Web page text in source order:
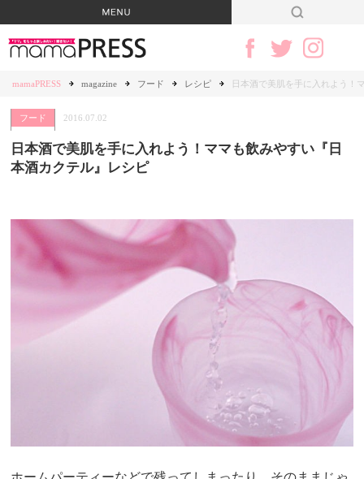
mamaPRESS magazine フード レシピ 日本酒で美肌を手に入れよう！
フード 2016.07.02
日本酒で美肌を手に入れよう！ママも飲みやすい『日
本酒カクテル』レシピ